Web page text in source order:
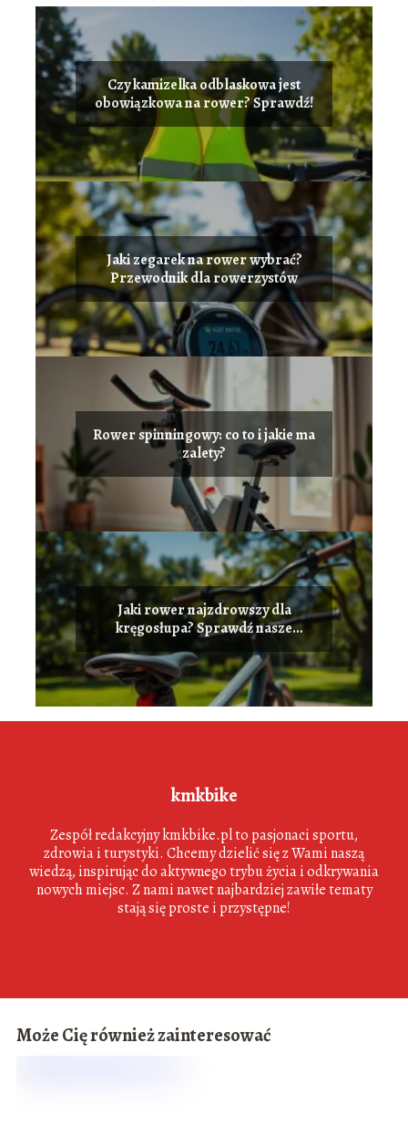
Czy kamizelka odblaskowa jest
obowiązkowa na rower? Sprawdź!
Jaki zegarek na rower wybrać?
Przewodnik dla rowerzystów
Rower spinningowy: co to i jakie ma
zalety?
Jaki rower najzdrowszy dla
kręgosłupa? Sprawdź nasze
rekomendacje!
kmkbike
Zespół redakcyjny kmkbike.pl to pasjonaci sportu,
zdrowia i turystyki. Chcemy dzielić się z Wami naszą
wiedzą, inspirując do aktywnego trybu życia i odkrywania
nowych miejsc. Z nami nawet najbardziej zawiłe tematy
stają się proste i przystępne!
Może Cię również zainteresować